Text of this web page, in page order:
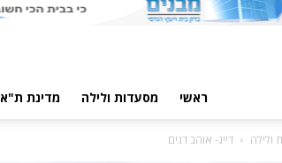
ראשי מסעדות ולילה מדינת ת"א
ולילה דייג- אוהב דגים